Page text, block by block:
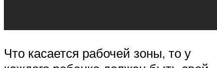
Что касается рабочей зоны, то у